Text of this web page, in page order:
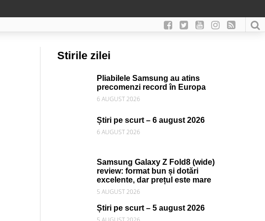
Stirile zilei
Pliabilele Samsung au atins
precomenzi record în Europa
6 AUGUST 2026
Știri pe scurt – 6 august 2026
6 AUGUST 2026
Samsung Galaxy Z Fold8 (wide)
review: format bun și dotări
excelente, dar prețul este mare
5 AUGUST 2026
Știri pe scurt – 5 august 2026